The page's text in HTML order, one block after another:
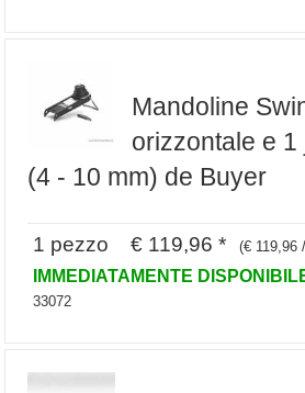
Mandoline
orizzontale e
(4 - 10 mm) de Buyer
1 pezzo € 119,96 * (€ 119,96
IMMEDIATAMENTE
33072